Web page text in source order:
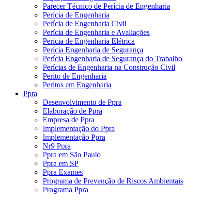
Parecer Técnico de Perícia de Engenharia
Perícia de Engenharia
Perícia de Engenharia Civil
Perícia de Engenharia e Avaliações
Perícia de Engenharia Elétrica
Perícia Engenharia de Segurança
Perícia Engenharia de Segurança do Trabalho
Perícias de Engenharia na Construção Civil
Perito de Engenharia
Peritos em Engenharia
Ppra
Desenvolvimento de Ppra
Elaboração de Ppra
Empresa de Ppra
Implementação do Ppra
Implementação Ppra
Nr9 Ppra
Ppra em São Paulo
Ppra em SP
Ppra Exames
Programa de Prevenção de Riscos Ambientais
Programa Ppra